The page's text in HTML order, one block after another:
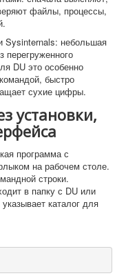
файлы, процессы,
Sysinternals: небольшая
перегруженного
DU это особенно
быстро
сухие цифры.
установки,
программа с
на рабочем столе.
строки.
в папку с DU или
каталог для